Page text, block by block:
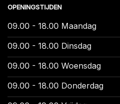
OPENINGSTIJDEN
09.00 - 18.00 Maandag
09.00 - 18.00 Dinsdag
09.00 - 18.00 Woensdag
09.00 - 18.00 Donderdag